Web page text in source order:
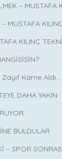
– MUSTAFA
MUSTAFA
KILINÇ
Karne Aldı…
DAHA YAKIN
BULDULAR
– SPOR